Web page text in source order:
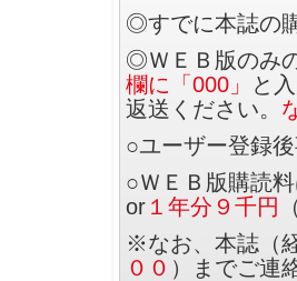
◎すでに本誌の
◎ＷＥＢ版のみ
欄に「000」
と
返送ください。
○ユーザー登録
○ＷＥＢ版購読
or １年分９千円
※なお、本誌（
００ ）までご連